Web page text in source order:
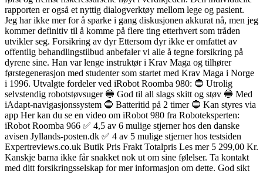
rapporten er også et nyttig dialogverktøy mellom lege og pasient.
Jeg har ikke mer for å sparke i gang diskusjonen akkurat nå, men jeg
kommer definitiv til å komme på flere ting etterhvert som tråden
utvikler seg. Forsikring av dyr Ettersom dyr ikke er omfattet av
offentlig behandlingstilbud anbefaler vi alle å tegne forsikring på
dyrene sine. Han var lenge instruktør i Krav Maga og tilhører
førstegenerasjon med studenter som startet med Krav Maga i Norge
i 1996. Utvalgte fordeler ved iRobot Roomba 980: 🔵 Utrolig
selvstendig robotstøvsuger 🔵 God til all slags skitt og støv 🔵 Med
iAdapt-navigasjonssystem 🔵 Batteritid på 2 timer 🔵 Kan styres via
app Her kan du se en video om iRobot 980 fra Roboteksperten:
iRobot Roomba 966 ✅ 4,5 av 6 mulige stjerner hos den danske
avisen Jyllands-posten.dk ✅ 4 av 5 mulige stjerner hos testsiden
Expertreviews.co.uk Butik Pris Frakt Totalpris Les mer 5 299,00 Kr.
Kanskje barna ikke får snakket nok ut om sine følelser. Ta kontakt
med ditt forsikringsselskap for mer informasjon om dette. God sikt